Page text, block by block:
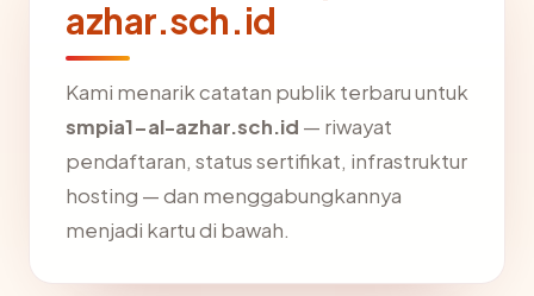
azhar.sch.id
Kami menarik catatan publik terbaru untuk
smpia1-al-azhar.sch.id — riwayat
pendaftaran, status sertifikat, infrastruktur
hosting — dan menggabungkannya
menjadi kartu di bawah.